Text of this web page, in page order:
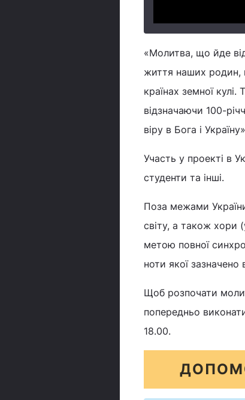
«Молитва, що йде
життя наших родин,
країнах земної
відзначаючи 100-
віру в Бога і
Участь у проекті в
студенти та інші.
Поза межами
світу, а також хори
метою повної
ноти якої зазначено
Щоб розпочати
попередньо
18.00.